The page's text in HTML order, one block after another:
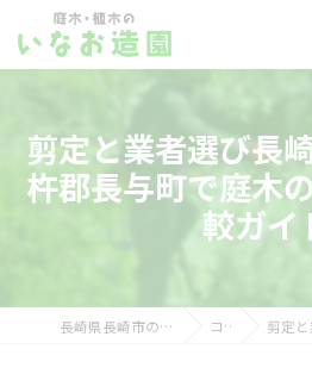
剪定と業者選び長
杵郡長与町で庭木
較ガイ
長崎県長崎市の剪定ならいなお造園 コラム 剪定と業者選